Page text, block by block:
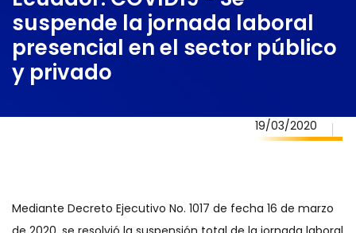
suspende la jornada laboral
presencial en el sector público
y privado
19/03/2020
Mediante Decreto Ejecutivo No. 1017 de fecha 16 de marzo